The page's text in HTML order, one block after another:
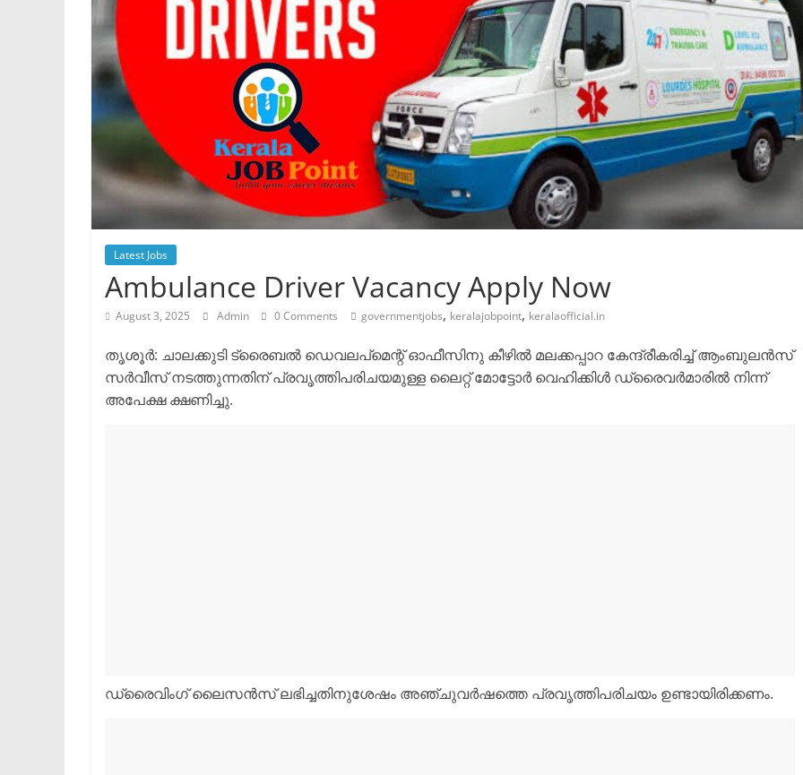
Latest Jobs
Ambulance Driver Vacancy Apply Now
August 3, 2025 Admin 0 Comments governmentjobs, keralajobpoint, keralaofficial.in
തൃശൂർ: ചാലക്കുടി ട്രൈബൽ ഡെവലപ്മെന്റ് ഓഫീസിനു കീഴിൽ മലക്കപ്പാറ കേന്ദ്രീകരിച്ച് ആംബുലൻസ്
സർവീസ് നടത്തുന്നതിന് പ്രവൃത്തിപരിചയമുള്ള ലൈറ്റ് മോട്ടോർ വെഹിക്കിൾ ഡ്രൈവർമാരിൽ നിന്ന്
അപേക്ഷ ക്ഷണിച്ചു.
ഡ്രൈവിംഗ് ലൈസൻസ് ലഭിച്ചതിനുശേഷം അഞ്ചുവർഷത്തെ പ്രവൃത്തിപരിചയം ഉണ്ടായിരിക്കണം.